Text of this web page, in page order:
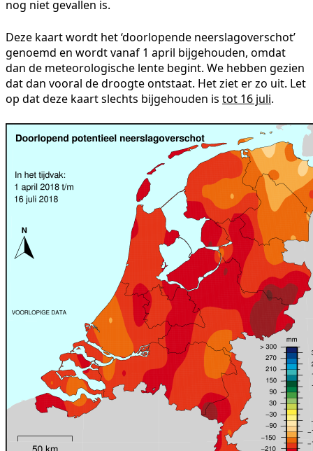
nog niet gevallen is.
Deze kaart wordt het ‘doorlopende neerslagoverschot’
genoemd en wordt vanaf 1 april bijgehouden, omdat
dan de meteorologische lente begint. We hebben gezien
dat dan vooral de droogte ontstaat. Het ziet er zo uit. Let
op dat deze kaart slechts bijgehouden is tot 16 juli.